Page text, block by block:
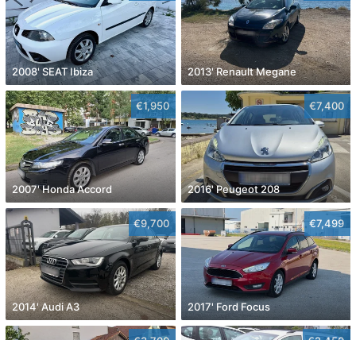
2008' SEAT Ibiza 2013' Renault Megane
€1,950
2007' Honda Accord
€7,400
2016' Peugeot 208
€9,700
2014' Audi A3
€7,499
2017' Ford Focus